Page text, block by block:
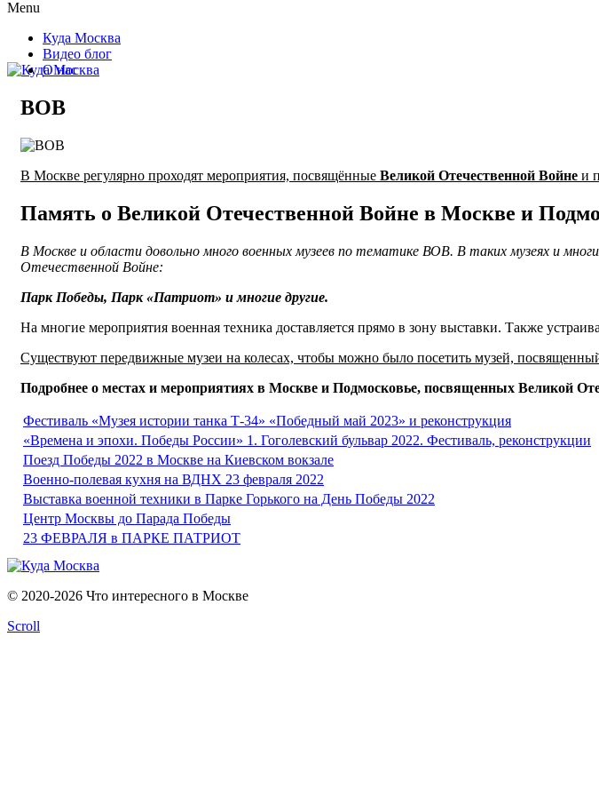
Menu
Куда Москва
Видео блог
О нас
ВОВ
В Москве регулярно проходят мероприятия, посвящённые Великой Отечественной Войне и
Память о Великой Отечественной Войне в Москве и
В Москве и области довольно много военных музеев по тематике ВОВ. В таких музеях и
Отечественной Войне:
Парк Победы, Парк «Патриот» и многие другие.
На многие мероприятия военная техника доставляется прямо в зону выставки. Также
Существуют передвижные музеи на колесах, чтобы можно было посетить музей,
Подробнее о местах и мероприятиях в Москве и Подмосковье, посвященных Великой
Фестиваль «Музея истории танка Т-34» «Победный май 2023» и реконструкция
«Времена и эпохи. Победы России» 1. Гоголевский бульвар 2022. Фестиваль, реконструкции
Поезд Победы 2022 в Москве на Киевском вокзале
Военно-полевая кухня на ВДНХ 23 февраля 2022
Выставка военной техники в Парке Горького на День Победы 2022
Центр Москвы до Парада Победы
23 ФЕВРАЛЯ в ПАРКЕ ПАТРИОТ
© 2020-2026 Что интересного в Москве
Scroll